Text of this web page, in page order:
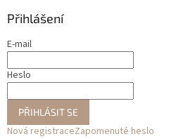
Přihlášení
E-mail
Heslo
PŘIHLÁSIT SE
Nová registraceZapomenuté heslo